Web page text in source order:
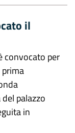
il
convocato per
palazzo
in